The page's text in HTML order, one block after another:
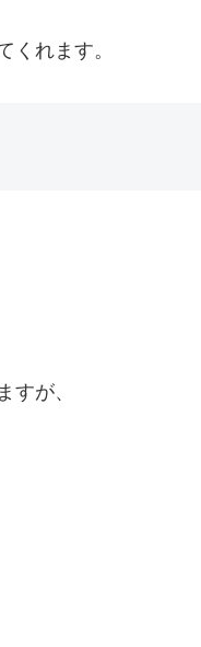
くれます。
すが、